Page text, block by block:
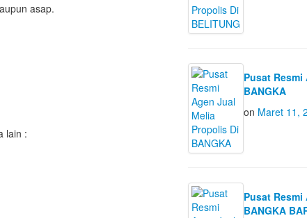
asap.
lain :
Pusat
BANGKA
on Maret 11,
Pusat
BANGKA